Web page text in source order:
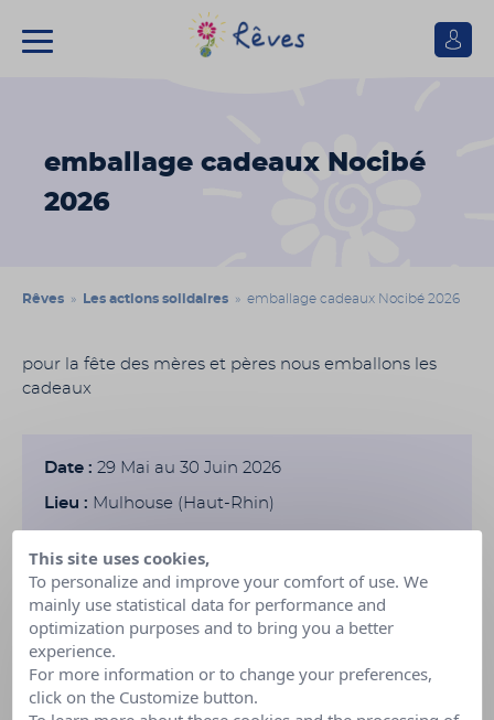
Se
emballage cadeaux Nocibé
2026
Rêves » Les actions solidaires » emballage cadeaux Nocibé 2026
pour la fête des mères et pères nous emballons les
cadeaux
Date : 29 Mai au 30 Juin 2026
Lieu : Mulhouse (Haut-Rhin)
This site uses cookies,
To personalize and improve your comfort of use. We
mainly use statistical data for performance and
optimization purposes and to bring you a better
experience.
For more information or to change your preferences,
click on the Customize button.